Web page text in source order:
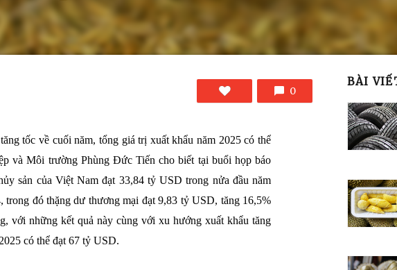
0
tốc về cuối năm, tổng giá trị xuất khẩu năm 2025 có thể
và Môi trường Phùng Đức Tiến cho biết tại buổi họp báo
sản của Việt Nam đạt 33,84 tỷ USD trong nửa đầu năm
trong đó thặng dư thương mại đạt 9,83 tỷ USD, tăng 16,5%
với những kết quả này cùng với xu hướng xuất khẩu tăng
có thể đạt 67 tỷ USD.
BÀI